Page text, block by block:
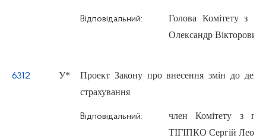
Відповідальний:
Голова Комітету з
Олександр Вікторович
6312 У*
Проект Закону про внесення змін до
страхування
Відповідальний:
член Комітету з
ТІГІПКО Сергій